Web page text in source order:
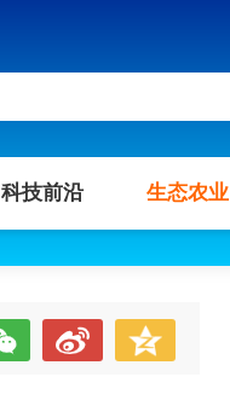
科技前沿 生态农业